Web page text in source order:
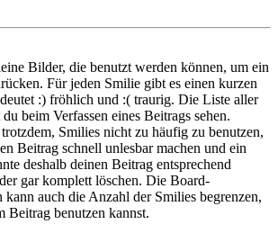
Bilder, die benutzt werden können, um ein
Für jeden Smilie gibt es einen kurzen
:) fröhlich und :( traurig. Die Liste aller
beim Verfassen eines Beitrags sehen.
Smilies nicht zu häufig zu benutzen,
Beitrag schnell unlesbar machen und ein
deshalb deinen Beitrag entsprechend
gar komplett löschen. Die Board-
auch die Anzahl der Smilies begrenzen,
Beitrag benutzen kannst.